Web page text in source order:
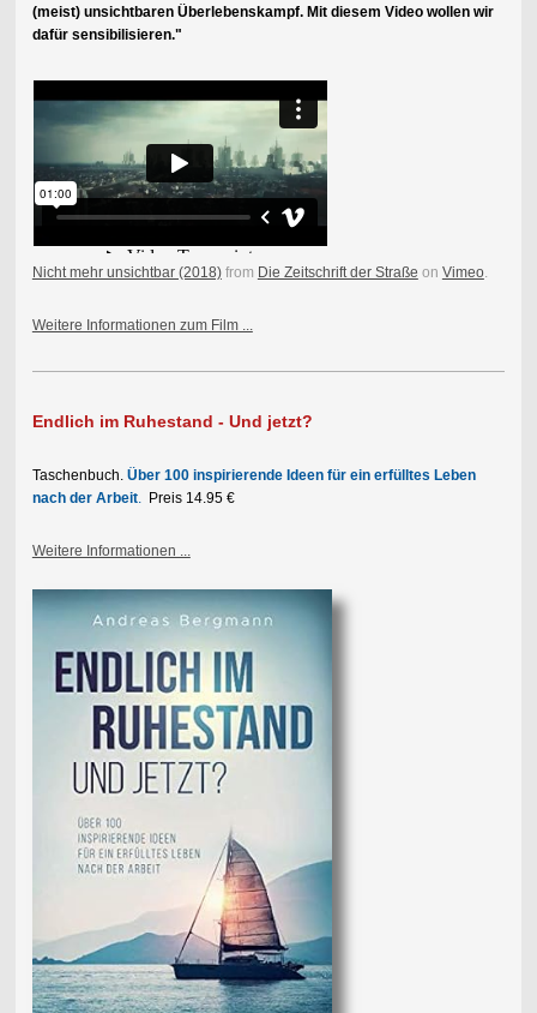
(meist) unsichtbaren Überlebenskampf. Mit diesem Video wollen wir
dafür sensibilisieren."
Nicht mehr unsichtbar (2018)from Die Zeitschrift der Straße on Vimeo.
Weitere Informationen zum Film ...
Endlich im Ruhestand - Und jetzt?
Taschenbuch. Über 100 inspirierende Ideen für ein erfülltes Leben
nach der Arbeit. Preis 14.95 €
Weitere Informationen ...